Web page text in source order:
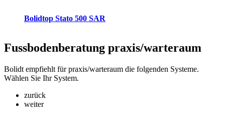
Bolidtop Stato 500 SAR
Fussbodenberatung praxis/warteraum
Bolidt empfiehlt für praxis/warteraum die folgenden Systeme.
Wählen Sie Ihr System.
zurück
weiter